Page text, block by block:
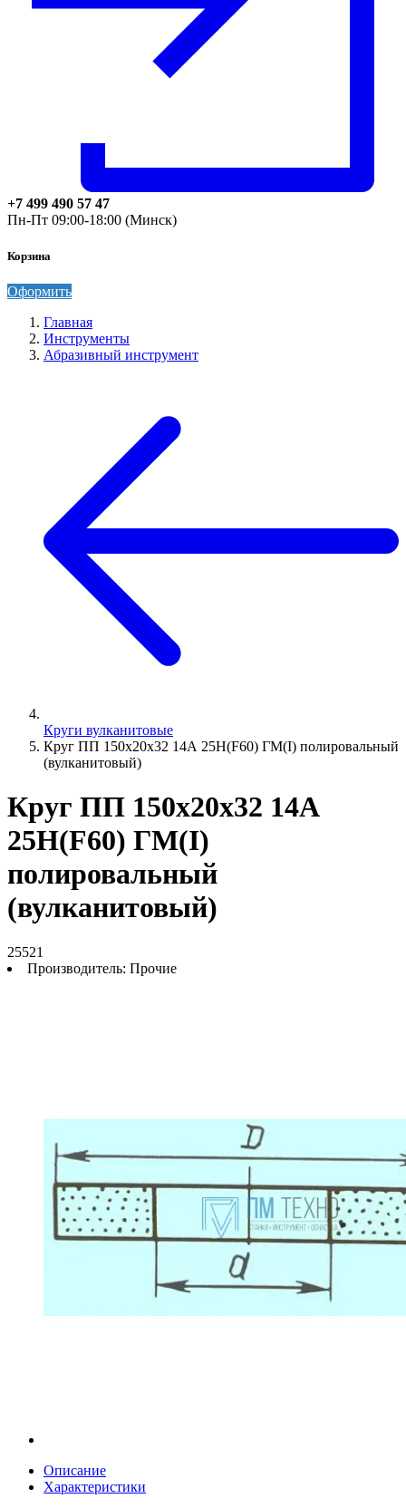
+7 499 490 57 47
Пн-Пт 09:00-18:00 (Минск)
Корзина
Оформить
Главная
Инструменты
Абразивный инструмент
Круги вулканитовые
Круг ПП 150х20х32 14А 25Н(F60) ГМ(I) полировальный
(вулканитовый)
Круг ПП 150х20х32 14А
25Н(F60) ГМ(I)
полировальный
(вулканитовый)
25521
Производитель: Прочие
Описание
Характеристики